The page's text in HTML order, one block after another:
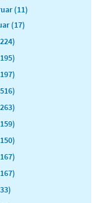
(11)
(17)